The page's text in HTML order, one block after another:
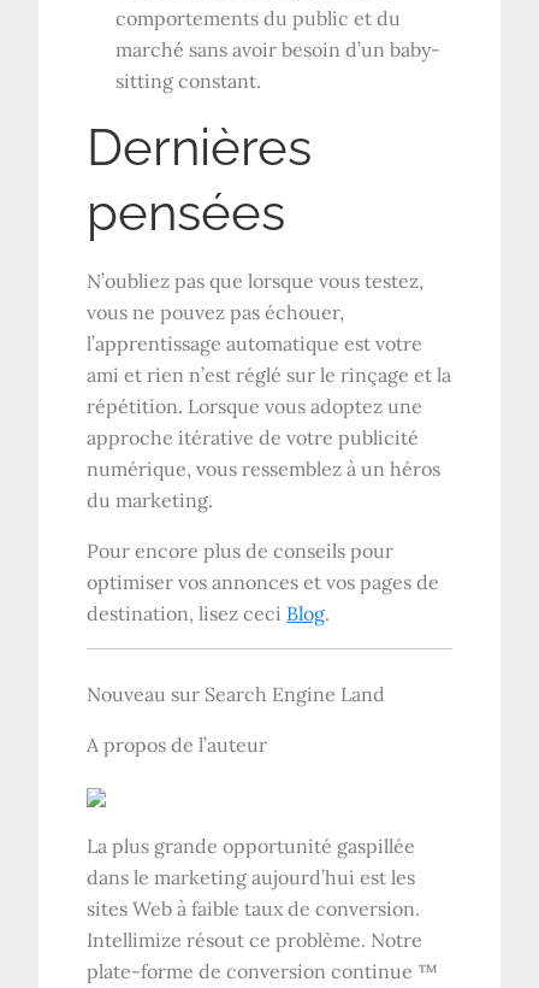
comportements du public et du
marché sans avoir besoin d’un baby-
sitting constant.
Dernières
pensées
N’oubliez pas que lorsque vous testez,
vous ne pouvez pas échouer,
l’apprentissage automatique est votre
ami et rien n’est réglé sur le rinçage et la
répétition. Lorsque vous adoptez une
approche itérative de votre publicité
numérique, vous ressemblez à un héros
du marketing.
Pour encore plus de conseils pour
optimiser vos annonces et vos pages de
destination, lisez ceci Blog.
Nouveau sur Search Engine Land
A propos de l’auteur
La plus grande opportunité gaspillée
dans le marketing aujourd’hui est les
sites Web à faible taux de conversion.
Intellimize résout ce problème. Notre
plate-forme de conversion continue ™